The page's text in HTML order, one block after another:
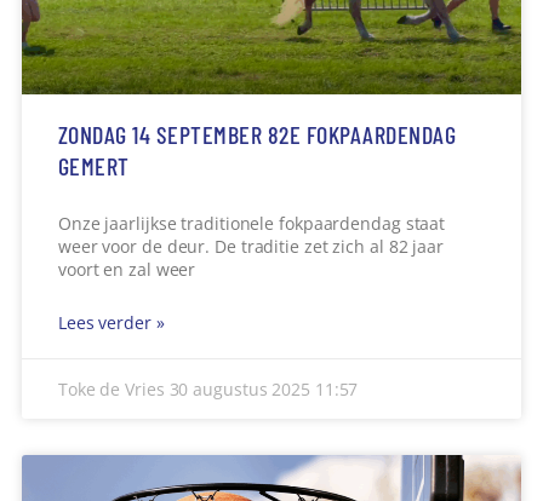
ZONDAG 14 SEPTEMBER 82E FOKPAARDENDAG
GEMERT
Onze jaarlijkse traditionele fokpaardendag staat
weer voor de deur. De traditie zet zich al 82 jaar
voort en zal weer
Lees verder »
Toke de Vries 30 augustus 2025 11:57